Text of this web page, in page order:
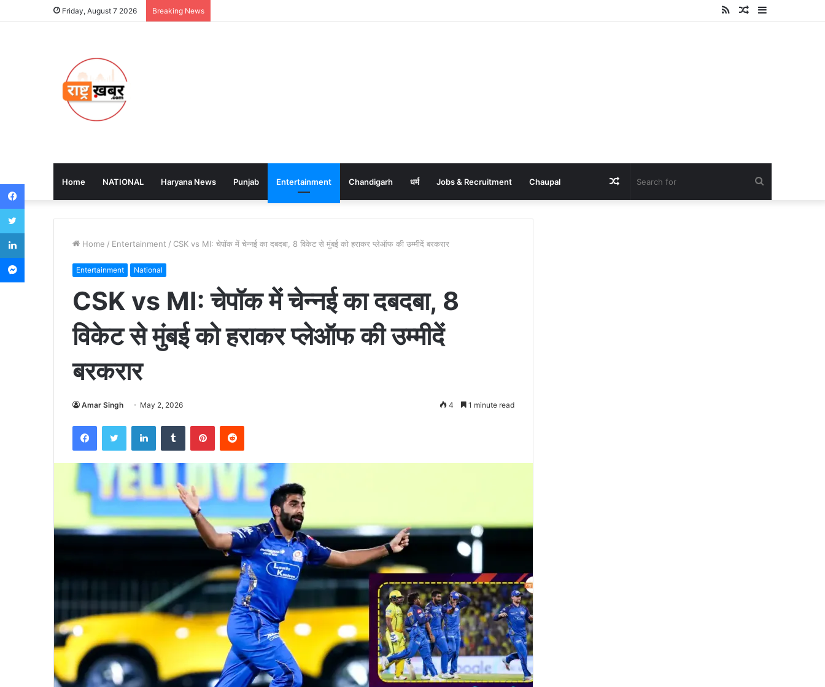
Friday, August 7 2026 Breaking News
Random
RSS
Home NATIONAL Haryana News Punjab Entertainment Chandigarh धर्म Jobs & Recruitment Chaupal Random
Home / Entertainment / CSK vs MI: चेपॉक में चेन्नई का दबदबा, 8 विकेट से मुंबई को हराकर प्लेऑफ की उम्मीदें बरकरार
Entertainment National
CSK vs MI: चेपॉक में चेन्नई का दबदबा, 8
विकेट से मुंबई को हराकर प्लेऑफ की उम्मीदें
बरकरार
Amar Singh May 2, 2026 4 1 minute read